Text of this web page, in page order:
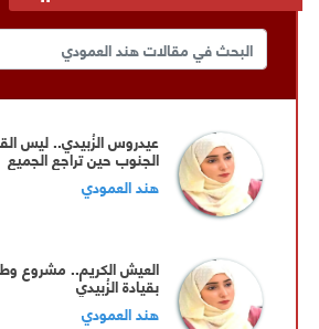
عيدروس الزُبيدي.. ليس
الجنوب حين تراجع الجميع
هند العمودي
العيش الكريم.. مشروع
بقيادة الزُبيدي
هند العمودي